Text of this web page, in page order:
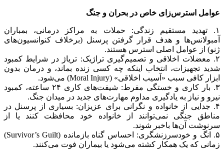
عوامل استرس‌زای خاص در بحران و جنگ
۱. تهدید مستقیم زندگی: حملات به مراکز درمانی، بمباران
آمبولانس‌ها و هدف قرار گرفتن پرسنل (برخلاف کنوانسیون‌های
ژنو) از عوامل اصلی استرس هستند.
۲. معضلات اخلاقی و تصمیم‌گیری تراژیک: تریاژ در شرایط کمبود
شدید تجهیزات، انتخاب اینکه چه کسی زنده بماند، و درمان بدون
ابزار کافی سبب «آسیب اخلاقی» (Moral Injury) می‌شود.
۳. بار کاری و خستگی مفرط: شیفت‌های کاری ۲۴ ساعته، کمبود
نیرو و نیاز به یادگیری مداوم مهارت‌های جدید در میدان جنگ.
۴. جدایی از خانواده و نگرانی برای عزیزان: بسیاری از پرسنل در
مناطق جنگی نمی‌توانند از خانواده خود محافظت کنند یا از
سرنوشت آن‌ها باخبر شوند.
۵. انگ و خودسرزنشگری: احساس گناه بازمانده (Survivor’s Guilt)
زمانی که یک همکار کشته می‌شود یا بیماران فوت می‌کنند.